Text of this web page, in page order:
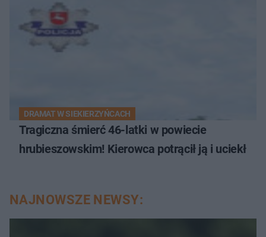
DRAMAT W SIEKIERZYŃCACH
Tragiczna śmierć 46-latki w powiecie
hrubieszowskim! Kierowca potrącił ją i uciekł
NAJNOWSZE NEWSY: